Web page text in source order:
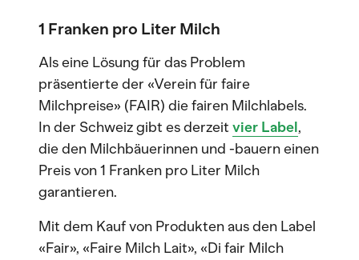
1 Franken pro Liter Milch
Als eine Lösung für das Problem
präsentierte der «Verein für faire
Milchpreise» (FAIR) die fairen Milchlabels.
In der Schweiz gibt es derzeit vier Label,
die den Milchbäuerinnen und -bauern einen
Preis von 1 Franken pro Liter Milch
garantieren.
Mit dem Kauf von Produkten aus den Label
«Fair», «Faire Milch Lait», «Di fair Milch